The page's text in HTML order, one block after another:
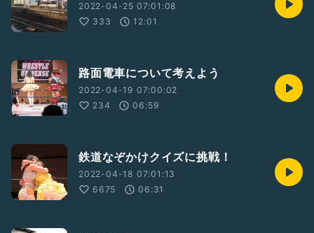
2022-04-25 07:01:08
333
12:01
路面電車について考えよう
2022-04-19 07:00:02
234
06:59
鉄道なぞかけクイズに挑戦！
2022-04-18 07:01:13
6675
06:31